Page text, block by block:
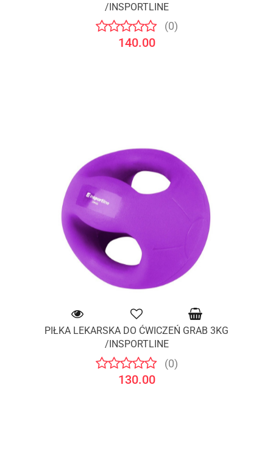
/INSPORTLINE
(0)
140.00
PIŁKA LEKARSKA DO ĆWICZEŃ GRAB 3KG
/INSPORTLINE
(0)
130.00